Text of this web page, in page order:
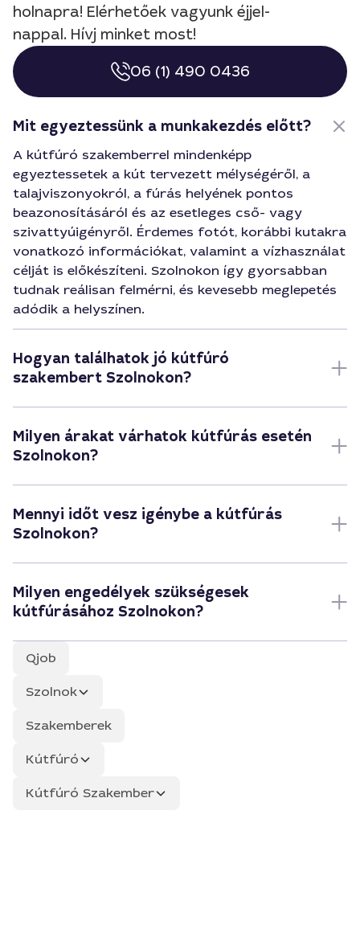
holnapra! Elérhetőek vagyunk éjjel-
nappal. Hívj minket most!
06 (1) 490 0436
Mit egyeztessünk a munkakezdés előtt?
A kútfúró szakemberrel mindenképp
egyeztessetek a kút tervezett mélységéről, a
talajviszonyokról, a fúrás helyének pontos
beazonosításáról és az esetleges cső- vagy
szivattyúigényről. Érdemes fotót, korábbi kutakra
vonatkozó információkat, valamint a vízhasználat
célját is előkészíteni. Szolnokon így gyorsabban
tudnak reálisan felmérni, és kevesebb meglepetés
adódik a helyszínen.
Hogyan találhatok jó kútfúró
szakembert Szolnokon?
Milyen árakat várhatok kútfúrás esetén
Szolnokon?
Mennyi időt vesz igénybe a kútfúrás
Szolnokon?
Milyen engedélyek szükségesek
kútfúrásához Szolnokon?
Qjob
Szolnok
Szakemberek
Kútfúró
Kútfúró Szakember